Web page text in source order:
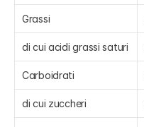
Grassi
di cui acidi grassi saturi
Carboidrati
di cui zuccheri